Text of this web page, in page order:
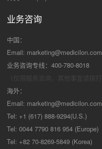
业务咨询
中国：
Email: marketing@medicilon.com
业务咨询专线：400-780-8018
海外：
Email: marketing@medicilon.com
Tel: +1 (617) 888-9294(U.S.)
Tel: 0044 7790 816 954 (Europe)
Tel: +82 70-8269-5849 (Korea)